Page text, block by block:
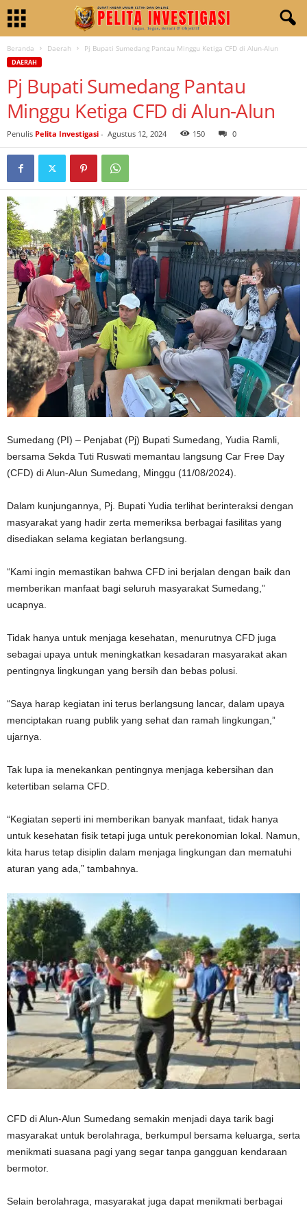
Beranda Daerah Pj Bupati Sumedang Pantau Minggu Ketiga CFD di Alun-Alun
DAERAH
Pj Bupati Sumedang Pantau
Minggu Ketiga CFD di Alun-Alun
Penulis Pelita Investigasi - Agustus 12, 2024 150 0
Sumedang (PI) – Penjabat (Pj) Bupati Sumedang, Yudia Ramli,
bersama Sekda Tuti Ruswati memantau langsung Car Free Day
(CFD) di Alun-Alun Sumedang, Minggu (11/08/2024).
Dalam kunjungannya, Pj. Bupati Yudia terlihat berinteraksi dengan
masyarakat yang hadir zerta memeriksa berbagai fasilitas yang
disediakan selama kegiatan berlangsung.
“Kami ingin memastikan bahwa CFD ini berjalan dengan baik dan
memberikan manfaat bagi seluruh masyarakat Sumedang,”
ucapnya.
Tidak hanya untuk menjaga kesehatan, menurutnya CFD juga
sebagai upaya untuk meningkatkan kesadaran masyarakat akan
pentingnya lingkungan yang bersih dan bebas polusi.
“Saya harap kegiatan ini terus berlangsung lancar, dalam upaya
menciptakan ruang publik yang sehat dan ramah lingkungan,”
ujarnya.
Tak lupa ia menekankan pentingnya menjaga kebersihan dan
ketertiban selama CFD.
“Kegiatan seperti ini memberikan banyak manfaat, tidak hanya
untuk kesehatan fisik tetapi juga untuk perekonomian lokal. Namun,
kita harus tetap disiplin dalam menjaga lingkungan dan mematuhi
aturan yang ada,” tambahnya.
CFD di Alun-Alun Sumedang semakin menjadi daya tarik bagi
masyarakat untuk berolahraga, berkumpul bersama keluarga, serta
menikmati suasana pagi yang segar tanpa gangguan kendaraan
bermotor.
Selain berolahraga, masyarakat juga dapat menikmati berbagai